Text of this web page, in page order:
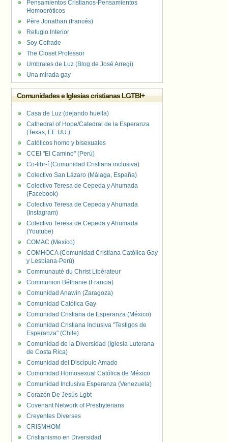
Pensamientos Cristianos-Pensamientos
Homoeróticos
Père Jonathan (francés)
Refugio Interior
Soy Cofrade
The Closet Professor
Umbrales de Luz (Blog de José Arregi)
Una mirada gay
Comunidades e Iglesias cristianas LGTBI+
Casa de Luz (dejando huella)
Cathedral of Hope/Catedral de la Esperanza
(Texas, EE.UU.)
Católicos homo y bisexuales
CCEI "El Camino" (Perú)
Co-libr-í (Comunidad Cristiana inclusiva)
Colectivo San Lázaro (Málaga, España)
Colectivo Teresa de Cepeda y Ahumada
(Facebook)
Colectivo Teresa de Cepeda y Ahumada
(Instagram)
Colectivo Teresa de Cepeda y Ahumada
(Youtube)
COMAC (Mexico)
COMHOCA (Comunidad Cristiana Católica Gay
y Lesbiana-Perú)
Communauté du Christ Libérateur
Communion Béthanie (Francia)
Comunidad Anawin (Zaragoza)
Comunidad Católica Gay
Comunidad Cristiana de Esperanza (México)
Comunidad Cristiana Inclusiva "Testigos de
Esperanza" (Chile)
Comunidad de la Diversidad (Iglesia Luterana
de Costa Rica)
Comunidad del Discípulo Amado
Comunidad Homosexual Católica de México
Comunidad Inclusiva Esperanza (Venezuela)
Corazón De Jesús Lgbt
Covenant Network of Presbyterians
Creyentes Diverses
CRISMHOM
Cristianismo en Diversidad